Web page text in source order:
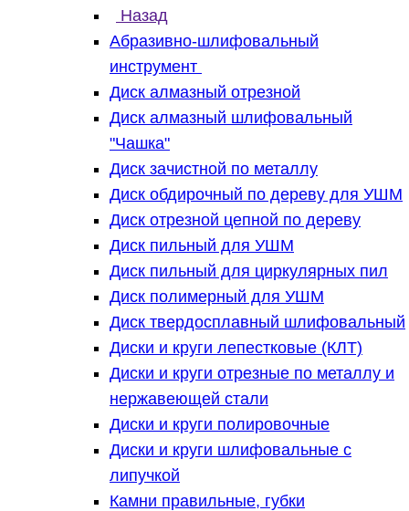
Назад
Абразивно-шлифовальный
инструмент
Диск алмазный отрезной
Диск алмазный шлифовальный
"Чашка"
Диск зачистной по металлу
Диск обдирочный по дереву для УШМ
Диск отрезной цепной по дереву
Диск пильный для УШМ
Диск пильный для циркулярных пил
Диск полимерный для УШМ
Диск твердосплавный шлифовальный
Диски и круги лепестковые (КЛТ)
Диски и круги отрезные по металлу и
нержавеющей стали
Диски и круги полировочные
Диски и круги шлифовальные с
липучкой
Камни правильные, губки